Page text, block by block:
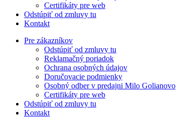
Certifikáty pre web
Odstúpiť od zmluvy tu
Kontakt
Pre zákazníkov
Odstúpiť od zmluvy tu
Reklamačný poriadok
Ochrana osobných údajov
Doručovacie podmienky
Osobný odber v predajni Milo Golianovo
Certifikáty pre web
Odstúpiť od zmluvy tu
Kontakt